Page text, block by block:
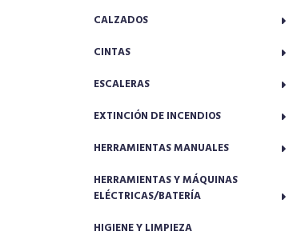
CALZADOS
CINTAS
ESCALERAS
EXTINCIÓN DE INCENDIOS
HERRAMIENTAS MANUALES
HERRAMIENTAS Y MÁQUINAS
ELÉCTRICAS/BATERÍA
HIGIENE Y LIMPIEZA